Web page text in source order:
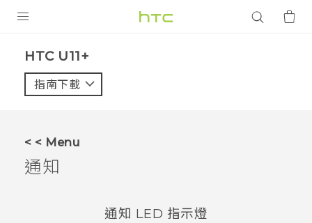
VIVE
HTC U11+‎
指南下載
< < Menu
通知
通知 LED 指示燈